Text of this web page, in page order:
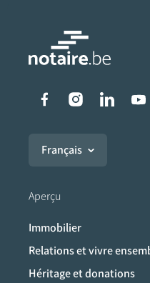
Liens
Français
Aperçu
Immobilier
Relations et vivre
Héritage et donations